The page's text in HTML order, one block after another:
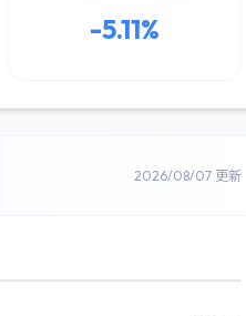
-5.11%
2026/08/07 更新